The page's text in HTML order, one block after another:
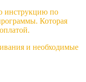
инструкцию по
Которая
и необходимые